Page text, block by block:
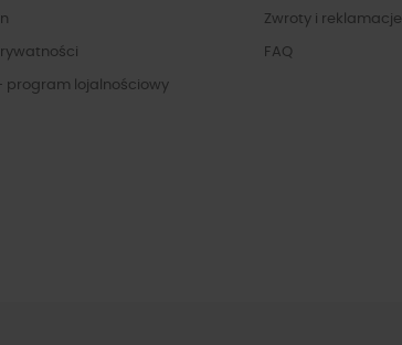
program lojalnościowy
Zwroty i reklamacje
FAQ